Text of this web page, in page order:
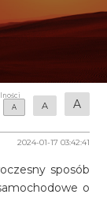
A
A A
2024-01-17 03:42:41
sposób
o